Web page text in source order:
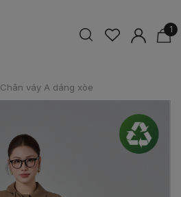
1
Chân váy A dáng xòe